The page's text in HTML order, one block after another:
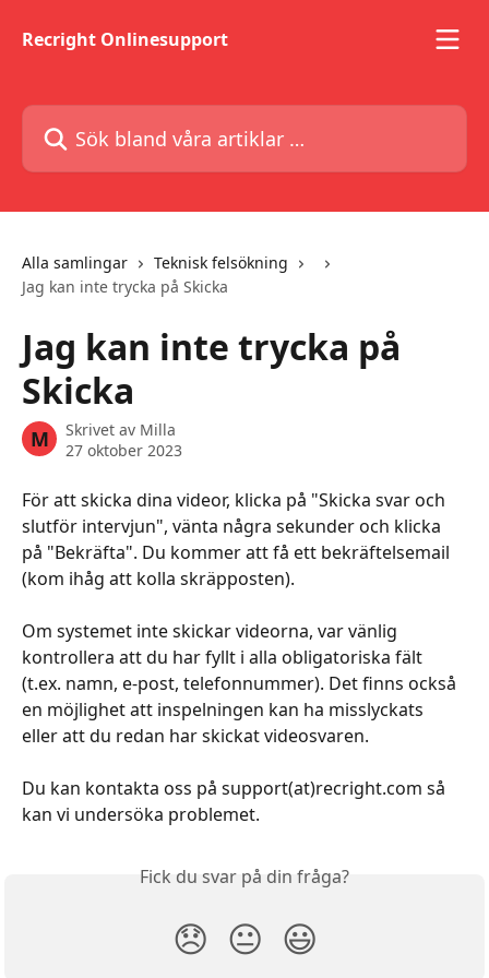
Recright Onlinesupport
Sök bland våra artiklar …
Alla samlingar
Teknisk felsökning
Jag kan inte trycka på Skicka
Jag kan inte trycka på
Skicka
M Skrivet av Milla
27 oktober 2023
För att skicka dina videor, klicka på "Skicka svar och
slutför intervjun", vänta några sekunder och klicka
på "Bekräfta". Du kommer att få ett bekräftelsemail
(kom ihåg att kolla skräpposten).
Om systemet inte skickar videorna, var vänlig
kontrollera att du har fyllt i alla obligatoriska fält
(t.ex. namn, e-post, telefonnummer). Det finns också
en möjlighet att inspelningen kan ha misslyckats
eller att du redan har skickat videosvaren.
Du kan kontakta oss på support(at)recright.com så
kan vi undersöka problemet.
Fick du svar på din fråga?
😞 😐 😃